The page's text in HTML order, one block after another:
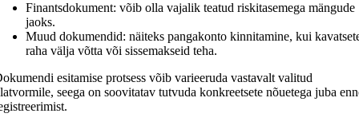
Finantsdokument: võib olla vajalik teatud riskitasemega mängude
jaoks.
Muud dokumendid: näiteks pangakonto kinnitamine, kui
raha välja võtta või sissemakseid teha.
esitamise protsess võib varieeruda vastavalt valitud
seega on soovitatav tutvuda konkreetsete nõuetega juba